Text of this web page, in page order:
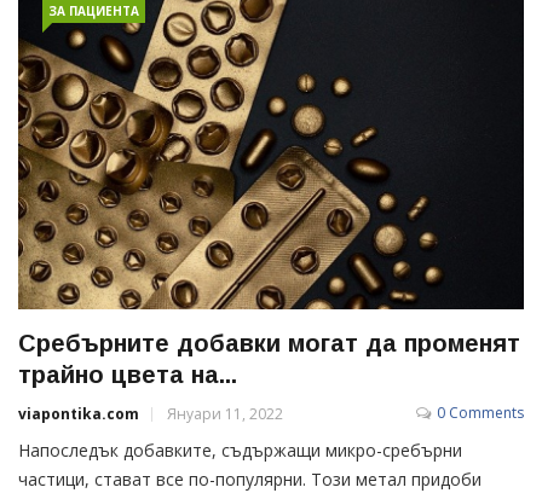
ЗА ПАЦИЕНТА
Сребърните добавки могат да променят
трайно цвета на...
viapontika.com Януари 11, 2022 0 Comments
Напоследък добавките, съдържащи микро-сребърни
частици, стават все по-популярни. Този метал придоби